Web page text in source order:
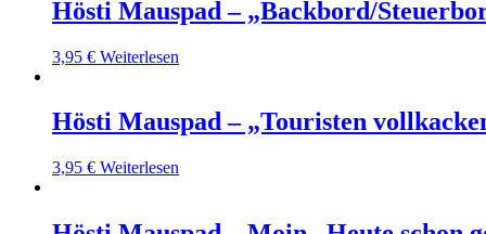
Hösti Mauspad – „Backbord/
3,95 € Weiterlesen
Hösti Mauspad – „Touristen
3,95 € Weiterlesen